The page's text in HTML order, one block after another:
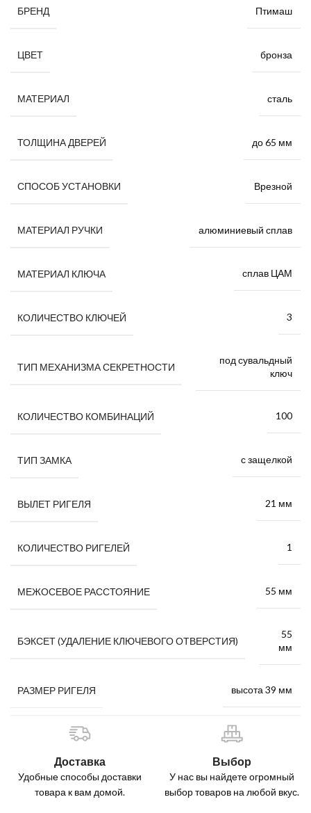
БРЕНД Птимаш
ЦВЕТ бронза
МАТЕРИАЛ сталь
ТОЛЩИНА ДВЕРЕЙ до 65 мм
СПОСОБ УСТАНОВКИ Врезной
МАТЕРИАЛ РУЧКИ алюминиевый сплав
МАТЕРИАЛ КЛЮЧА сплав ЦАМ
КОЛИЧЕСТВО КЛЮЧЕЙ 3
ТИП МЕХАНИЗМА СЕКРЕТНОСТИ
под сувальдный
ключ
КОЛИЧЕСТВО КОМБИНАЦИЙ 100
ТИП ЗАМКА с защелкой
ВЫЛЕТ РИГЕЛЯ 21 мм
КОЛИЧЕСТВО РИГЕЛЕЙ 1
МЕЖОСЕВОЕ РАССТОЯНИЕ 55 мм
БЭКСЕТ (УДАЛЕНИЕ КЛЮЧЕВОГО ОТВЕРСТИЯ)
55
мм
РАЗМЕР РИГЕЛЯ высота 39 мм
Доставка
Удобные способы доставки
товара к вам домой.
Выбор
У нас вы найдете огромный
выбор товаров на любой вкус.